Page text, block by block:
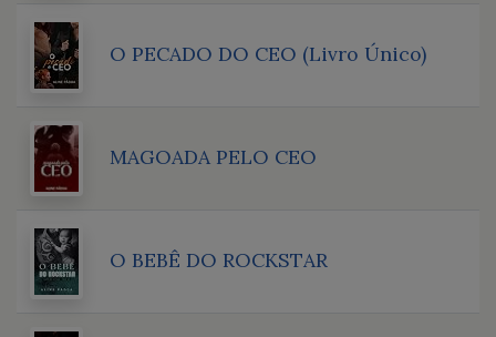
O PECADO DO CEO (Livro Único)
MAGOADA PELO CEO
O BEBÊ DO ROCKSTAR